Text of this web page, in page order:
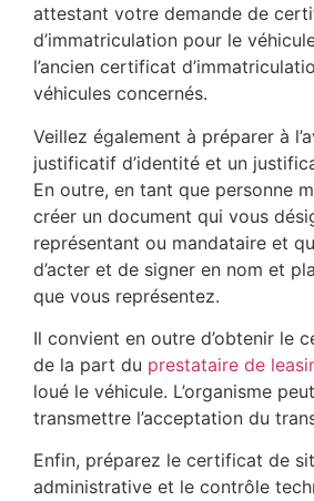
attestant votre demande de
d’immatriculation pour le
l’ancien certificat
véhicules concernés.
Veillez également à préparer à
justificatif d’identité et un
En outre, en tant que personne
créer un document qui vous
représentant ou mandataire et
d’acter et de signer en nom et
que vous représentez.
Il convient en outre d’obtenir le
de la part du prestataire de
loué le véhicule. L’organisme
transmettre l’acceptation du
Enfin, préparez le certificat de
administrative et le contrôle